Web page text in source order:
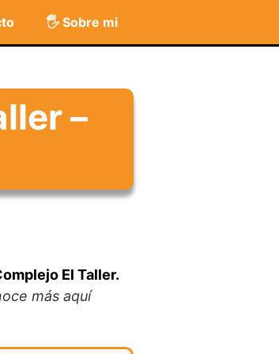
🖐️ Sobre mi
–
El Taller.
más aquí